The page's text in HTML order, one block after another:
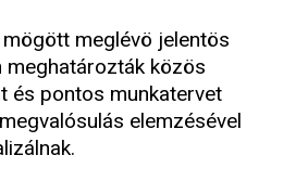
meglévö jelentös
közös
és pontos munkatervet
elemzésével